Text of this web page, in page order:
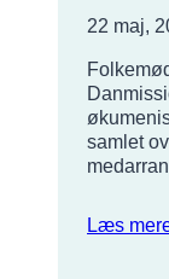
22 maj,
samlet
Læs